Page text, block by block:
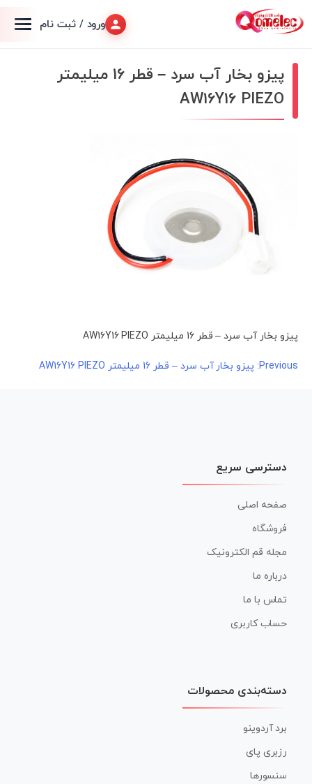
ورود / ثبت نام
پیزو بخار آب سرد – قطر 16 میلیمتر
AW16Y16 PIEZO
پیزو بخار آب سرد – قطر 16 میلیمتر AW16Y16 PIEZO
راهبری
Previous: پیزو بخار آب سرد – قطر 16 میلیمتر AW16Y16 PIEZO
دسترسی سریع
صفحه اصلی
فروشگاه
مجله قم الکترونیک
درباره ما
تماس با ما
حساب کاربری
دسته‌بندی محصولات
برد آردوینو
رزبری پای
سنسورها